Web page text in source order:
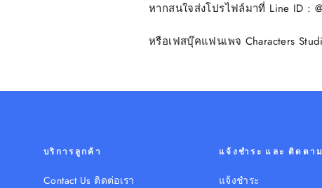
หากสนใจส่งโปรไฟล์มาที่ Line ID :
หรือเฟสบุ๊คแฟนเพจ Characters
บริการลูกค้า
Contact Us ติดต่อเรา
แจ้งชำระ และ ติดตา
แจ้งชำระ